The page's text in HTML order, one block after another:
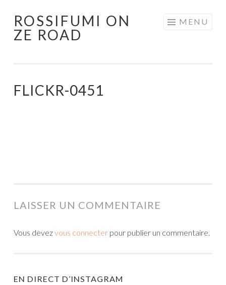
Aller
au
ROSSIFUMI ON
ZE ROAD
MENU
FLICKR-0451
LAISSER UN COMMENTAIRE
Vous devezvous connecter pour publier un commentaire.
EN DIRECT D’INSTAGRAM